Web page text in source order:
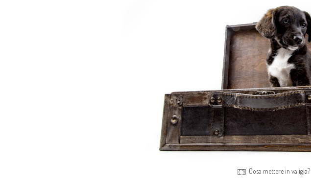
Cosa mettere in valigia?